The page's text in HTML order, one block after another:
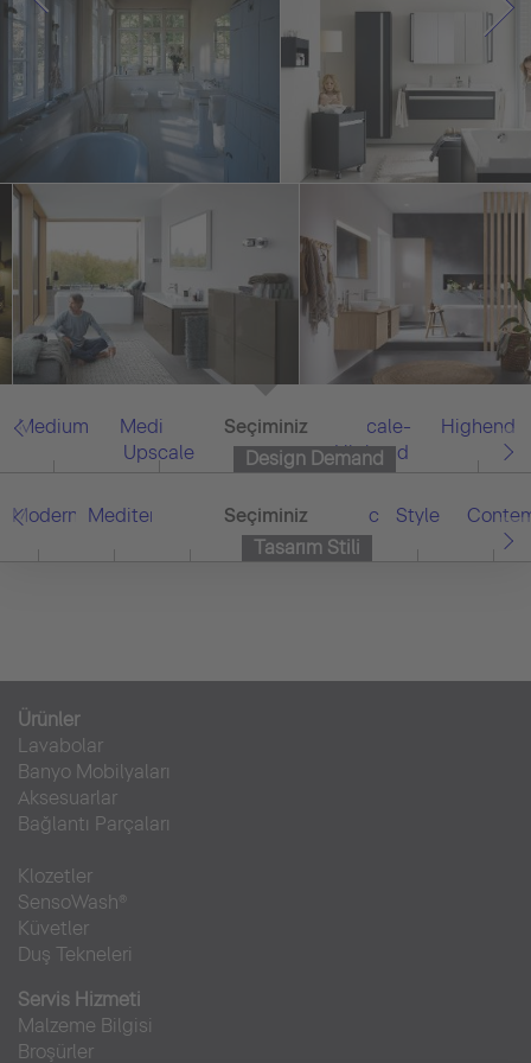
Medium
Medium-
Upscale
Tümü
Upscale-
Highend
Highend
Design Demand
Seçiminiz
Modern Mediterranean Tümü Classic Style
Tasarım Stili
Seçiminiz
Ürünler
Lavabolar
Banyo Mobilyaları
Aksesuarlar
Bağlantı Parçaları
Klozetler
SensoWash®
Küvetler
Duş Tekneleri
Servis Hizmeti
Malzeme Bilgisi
Broşürler